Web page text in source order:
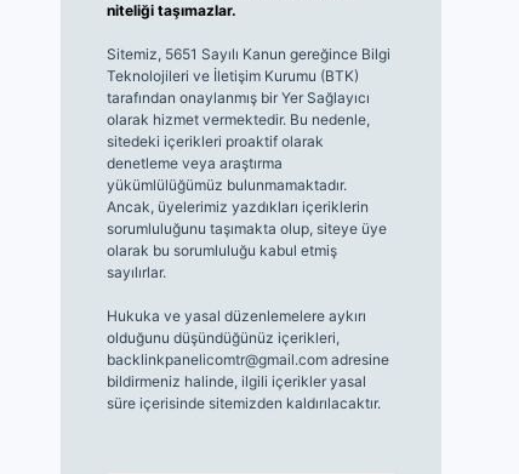
niteliği taşımazlar.
Sitemiz, 5651 Sayılı Kanun gereğince Bilgi
Teknolojileri ve İletişim Kurumu (BTK)
tarafından onaylanmış bir Yer Sağlayıcı
olarak hizmet vermektedir. Bu nedenle,
sitedeki içerikleri proaktif olarak
denetleme veya araştırma
yükümlülüğümüz bulunmamaktadır.
Ancak, üyelerimiz yazdıkları içeriklerin
sorumluluğunu taşımakta olup, siteye üye
olarak bu sorumluluğu kabul etmiş
sayılırlar.
Hukuka ve yasal düzenlemelere aykırı
olduğunu düşündüğünüz içerikleri,
backlinkpanelicomtr@gmail.comadresine
bildirmeniz halinde, ilgili içerikler yasal
süre içerisinde sitemizden kaldırılacaktır.